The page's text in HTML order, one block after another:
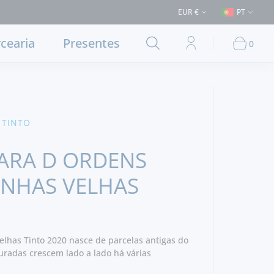
em Lisboa e concelhos limítrofes) ⚠️ Envios para Portugal e
EUR € PT
Presentes 0
D ORDENS
VELHAS
Tinto 2020 nasce de parcelas antigas do
crescem lado a lado há várias